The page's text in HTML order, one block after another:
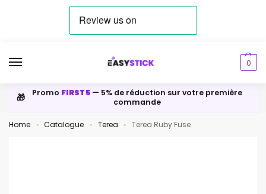
0
🎁 Promo FIRST5 — 5% de réduction sur votre première
commande
Home » Catalogue » Terea » Terea Ruby Fuse